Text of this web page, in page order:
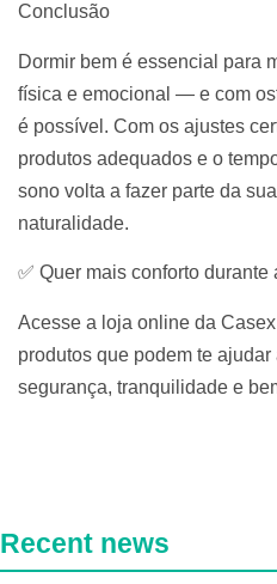
Conclusão
Dormir bem é essencial para
física e emocional — e com
é possível. Com os ajustes
produtos adequados e o
sono volta a fazer parte da
naturalidade.
✅ Quer mais conforto durante
Acesse a loja online da
produtos que podem te
segurança, tranquilidade e
Recent news